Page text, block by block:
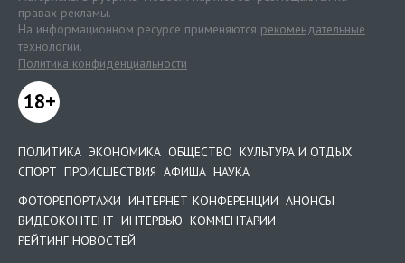
правах рекламы.
На информационном ресурсе применяются рекомендательные
технологии.
Политика конфиденциальности
18+
ПОЛИТИКА ЭКОНОМИКА ОБЩЕСТВО КУЛЬТУРА И ОТДЫХ
СПОРТ ПРОИСШЕСТВИЯ АФИША НАУКА
ФОТОРЕПОРТАЖИ ИНТЕРНЕТ-КОНФЕРЕНЦИИ АНОНСЫ
ВИДЕОКОНТЕНТ ИНТЕРВЬЮ КОММЕНТАРИИ
РЕЙТИНГ НОВОСТЕЙ